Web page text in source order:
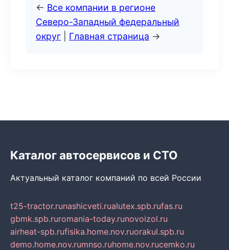
← Все компании в регионе
Северо-Западный федеральный
округ
Главная страница →
Каталог автосервисов и СТО
Актуальный каталог компаний по всей России
t25-tractor.runashicveti.rualutex.spb.rufas.ru
gbmk.spb.ruromania-today.runovoizol.ru
airheat-spb.rufisika.home.nov.ruorakul.spb.ru
demo.home.nov.rumnso.ruhome.nov.rucemko.ru